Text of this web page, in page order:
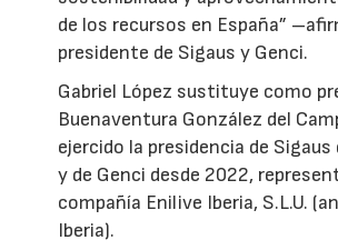
de los recursos en España”
presidente de Sigaus y Genci.
Gabriel López sustituye como
Buenaventura González del
ejercido la presidencia de Sigaus
y de Genci desde 2022,
compañía Enilive Iberia, S.L.U.
Iberia).